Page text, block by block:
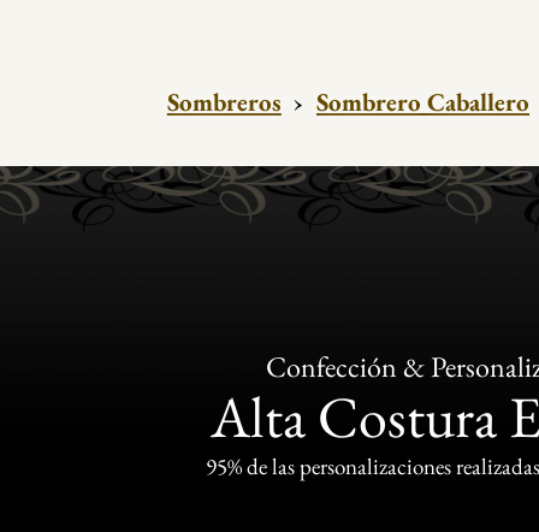
Sombreros › Sombrero Caballero
Confección &
Alta Costura
95% de las personalizaciones